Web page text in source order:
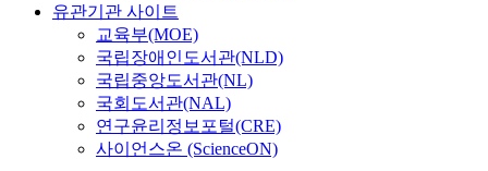
유관기관 사이트
교육부(MOE)
국립장애인도서관(NLD)
국립중앙도서관(NL)
국회도서관(NAL)
연구윤리정보포털(CRE)
사이언스온 (ScienceON)